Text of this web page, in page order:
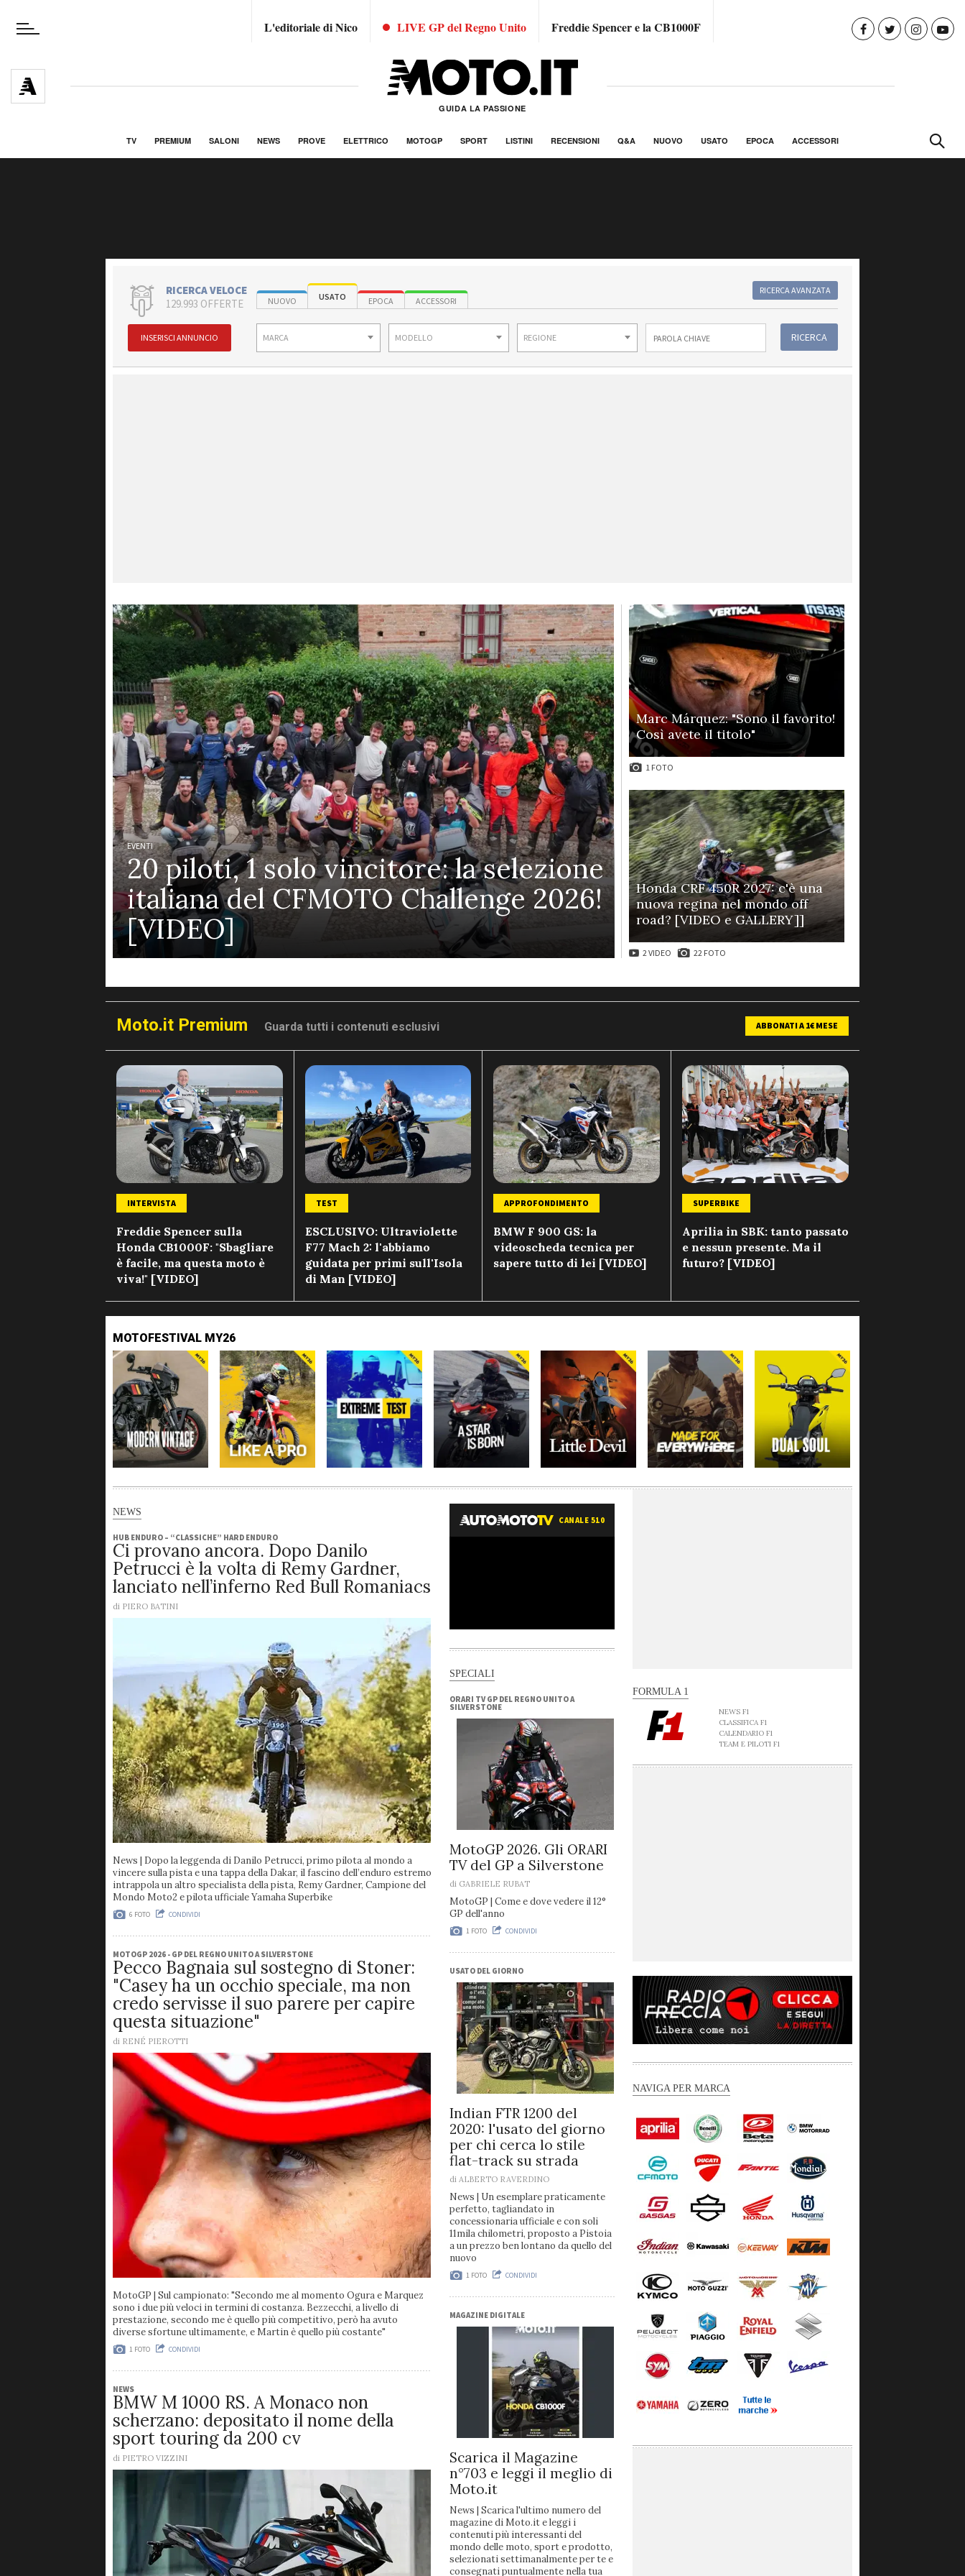
L'editoriale di Nico LIVE GP del Regno Unito Freddie Spencer e la CB1000F
GUIDA LA PASSIONE
TV PREMIUM SALONI NEWS PROVE ELETTRICO MOTOGP SPORT LISTINI RECENSIONI Q&A NUOVO USATO EPOCA ACCESSORI
RICERCA VELOCE
129.993 OFFERTE
NUOVO USATO EPOCA ACCESSORI
MARCA MODELLO REGIONE RICERCA
RICERCA AVANZATA
INSERISCI ANNUNCIO
EVENTI
20 piloti, 1 solo vincitore: la selezione
italiana del CFMOTO Challenge 2026!
[VIDEO]
Marc Márquez: "Sono il favorito!
Così avete il titolo"
1 FOTO
Honda CRF 450R 2027: c'è una
nuova regina nel mondo off
road? [VIDEO e GALLERY]]
2 VIDEO 22 FOTO
Moto.it Premium Guarda tutti i contenuti esclusivi ABBONATI A 1€ MESE
INTERVISTA
Freddie Spencer sulla
Honda CB1000F: "Sbagliare
è facile, ma questa moto è
viva!" [VIDEO]
TEST
ESCLUSIVO: Ultraviolette
F77 Mach 2: l'abbiamo
guidata per primi sull'Isola
di Man [VIDEO]
APPROFONDIMENTO
BMW F 900 GS: la
videoscheda tecnica per
sapere tutto di lei [VIDEO]
SUPERBIKE
Aprilia in SBK: tanto passato
e nessun presente. Ma il
futuro? [VIDEO]
MOTOFESTIVAL MY26
NEWS
HUB ENDURO – “CLASSICHE” HARD ENDURO
Ci provano ancora. Dopo Danilo
Petrucci è la volta di Remy Gardner,
lanciato nell’inferno Red Bull Romaniacs
di PIERO BATINI
News | Dopo la leggenda di Danilo Petrucci, primo pilota al mondo a
vincere sulla pista e una tappa della Dakar, il fascino dell’enduro estremo
intrappola un altro specialista della pista, Remy Gardner, Campione del
Mondo Moto2 e pilota ufficiale Yamaha Superbike
6 FOTO CONDIVIDI
MOTOGP 2026 - GP DEL REGNO UNITO A SILVERSTONE
Pecco Bagnaia sul sostegno di Stoner:
"Casey ha un occhio speciale, ma non
credo servisse il suo parere per capire
questa situazione"
di RENÉ PIEROTTI
MotoGP | Sul campionato: "Secondo me al momento Ogura e Marquez
sono i due più veloci in termini di costanza. Bezzecchi, a livello di
prestazione, secondo me è quello più competitivo, però ha avuto
diverse sfortune ultimamente, e Martin è quello più costante"
1 FOTO CONDIVIDI
NEWS
BMW M 1000 RS. A Monaco non
scherzano: depositato il nome della
sport touring da 200 cv
di PIETRO VIZZINI
FORMULA 1
NEWS F1
CLASSIFICA F1
CALENDARIO F1
TEAM E PILOTI F1
NAVIGA PER MARCA
CANALE 510
SPECIALI
ORARI TV GP DEL REGNO UNITO A
SILVERSTONE
MotoGP 2026. Gli ORARI
TV del GP a Silverstone
di GABRIELE RUBAT
MotoGP | Come e dove vedere il 12°
GP dell'anno
1 FOTO CONDIVIDI
USATO DEL GIORNO
Indian FTR 1200 del
2020: l'usato del giorno
per chi cerca lo stile
flat-track su strada
di ALBERTO RAVERDINO
News | Un esemplare praticamente
perfetto, tagliandato in
concessionaria ufficiale e con soli
11mila chilometri, proposto a Pistoia
a un prezzo ben lontano da quello del
nuovo
1 FOTO CONDIVIDI
MAGAZINE DIGITALE
Scarica il Magazine
n°703 e leggi il meglio di
Moto.it
News | Scarica l'ultimo numero del
magazine di Moto.it e leggi i
contenuti più interessanti del
mondo delle moto, sport e prodotto,
selezionati settimanalmente per te e
consegnati puntualmente nella tua